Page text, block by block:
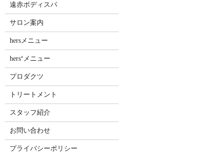
遠赤ボディスパ
サロン案内
hersメニュー
hers⁺メニュー
プロダクツ
トリートメント
スタッフ紹介
お問い合わせ
プライバシーポリシー